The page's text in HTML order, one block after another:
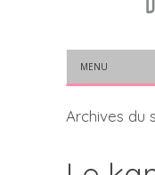
MENU
Archives du